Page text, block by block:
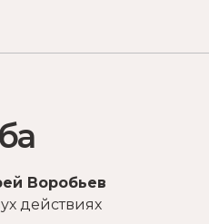
Воробьев
действиях